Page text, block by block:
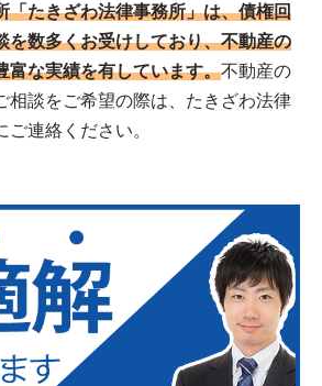
「たきざわ法律事務所」は、債権回
を数多くお受けしており、不動産の
富な実績を有しています。不動産の
相談をご希望の際は、たきざわ法律
連絡ください。